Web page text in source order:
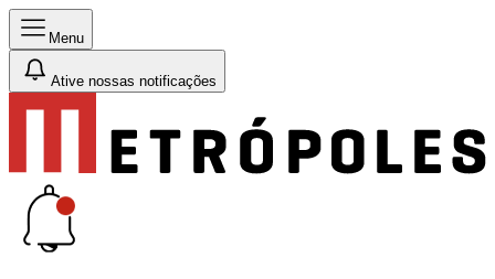
Menu
Ative nossas notificações